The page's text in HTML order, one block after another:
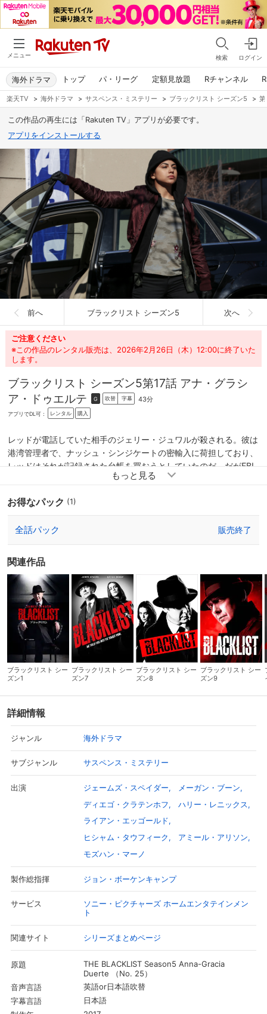
メニュー 検索 ログイン
トップ パ・リーグ 定額見放題 Rチャンネル
海外ドラマ
会員情報
楽天TV > 海外ドラマ > サスペンス・ミステリー > ブラックリスト シーズン5 >
この作品の再生には「Rakuten TV」アプリが必要です。
アプリをインストールする
前へ ブラックリスト シーズン5 次へ
ご注意ください
※この作品のレンタル販売は、2026年2月26日（木）12:00に終了いた
します。
ブラックリスト シーズン5第17話 アナ・グラシ
ア・ドゥエルテ
G 吹替 字幕 43分
アプリでDL可： レンタル 購入
レッドが電話していた相手のジェリー・ジュワルが殺される。彼は
港湾管理者で、ナッシュ・シンジケートの密輸入に荷担しており、
レッドはそれが記録された台帳を買おうとしていたのだ。だがFBI
の見立てではジェリーを殺したのは白人至上主義者のクーガン。レ
お得なパック (1)
全話パック 販売終了
関連作品
ブラックリスト シー
ズン1
ブラックリスト シー
ズン7
ブラックリスト シー
ズン8
ブラックリスト シー
ズン9
詳細情報
ジャンル 海外ドラマ
サブジャンル サスペンス・ミステリー
出演 ジェームズ・スペイダー
メーガン・ブーン
ディエゴ・クラテンホフ
ハリー・レニックス
ライアン・エッゴールド
ヒシャム・タウフィーク
アミール・アリソン
モズハン・マーノ
製作総指揮 ジョン・ボーケンキャンプ
サービス
ソニー・ピクチャーズ ホームエンタテインメン
ト
関連サイト シリーズまとめページ
原題
THE BLACKLIST Season5 Anna-Gracia
Duerte （No. 25）
音声言語 英語or日本語吹替
字幕言語 日本語